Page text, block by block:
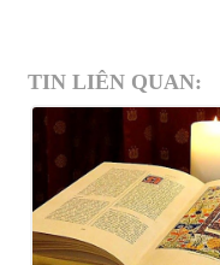
TIN LIÊN QUAN: